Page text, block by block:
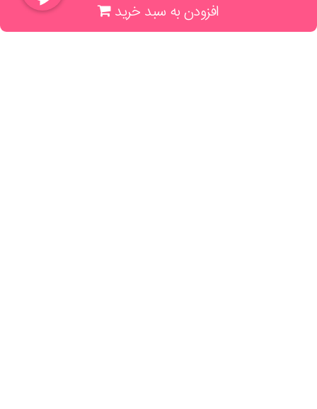
افزودن به سبد خرید
(جهت خرید حضوری، تلفنی ، پیگیری سفارشات سایت با شماره تلفن 02166175070
تماس حاصل فرمایید)